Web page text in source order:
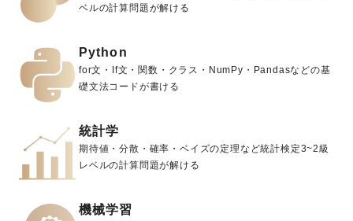
ベルの計算問題が解ける
Python
for文・If⽂・関数・クラス・NumPy・Pandasなどの基
礎文法コードが書ける
統計学
期待値・分散・確率・ベイズの定理など統計検定3~2級
レベルの計算問題が解ける
機械学習